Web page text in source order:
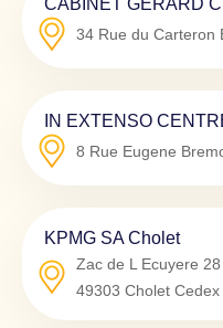
34 Rue du Carteron
IN EXTENSO
8 Rue Eugene
KPMG SA Cholet
Zac de L Ecuyere
49303 Cholet Cedex